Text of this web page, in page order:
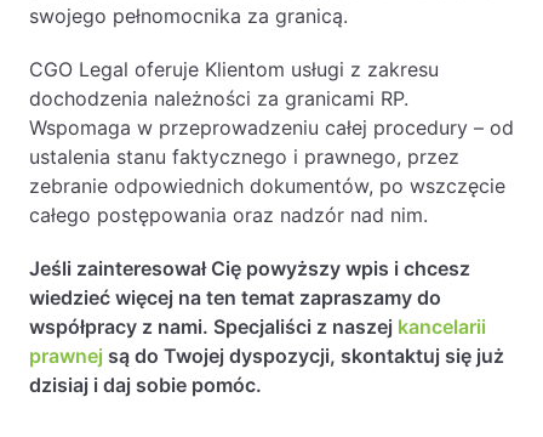
Rejestracja spółek prawa handlowego
Legalizacja pobytu i pracy cudzoziemców
Księgowość
Kontakt
PL EN FR
swojego pełnomocnika za granicą.
CGO Legal oferuje Klientom usługi z zakresu
dochodzenia należności za granicami RP.
Wspomaga w przeprowadzeniu całej procedury – od
ustalenia stanu faktycznego i prawnego, przez
zebranie odpowiednich dokumentów, po wszczęcie
całego postępowania oraz nadzór nad nim.
Jeśli zainteresował Cię powyższy wpis i chcesz
wiedzieć więcej na ten temat zapraszamy do
współpracy z nami. Specjaliści z naszej kancelarii
prawnej są do Twojej dyspozycji, skontaktuj się już
dzisiaj i daj sobie pomóc.